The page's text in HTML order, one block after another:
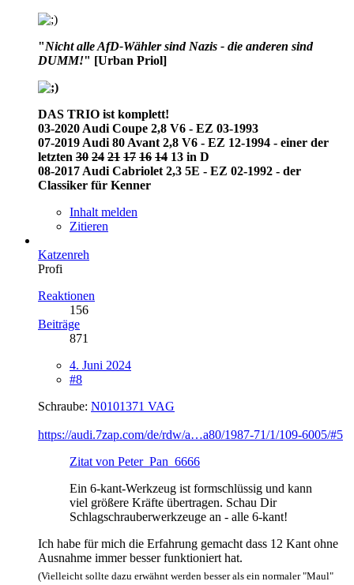
"Nicht alle AfD-Wähler sind Nazis - die anderen sind
DUMM!" [Urban Priol]
DAS TRIO ist komplett!
03-2020 Audi Coupe 2,8 V6 - EZ 03-1993
07-2019 Audi 80 Avant 2,8 V6 - EZ 12-1994 - einer der
letzten 30 24 21 17 16 14 13 in D
08-2017 Audi Cabriolet 2,3 5E - EZ 02-1992 - der
Classiker für Kenner
Inhalt melden
Zitieren
Katzenreh
Profi
Reaktionen
156
Beiträge
871
4. Juni 2024
#8
Schraube: N0101371 VAG
https://audi.7zap.com/de/rdw/a…a80/1987-71/1/109-6005/#5
Zitat von Peter_Pan_6666
Ein 6-kant-Werkzeug ist formschlüssig und kann
viel größere Kräfte übertragen. Schau Dir
Schlagschrauberwerkzeuge an - alle 6-kant!
Ich habe für mich die Erfahrung gemacht dass 12 Kant ohne
Ausnahme immer besser funktioniert hat.
(Vielleicht sollte dazu erwähnt werden besser als ein normaler "Maul"